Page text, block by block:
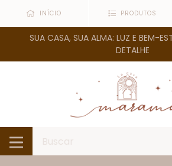
INÍCIO PRODUTOS
SUA CASA, SUA ALMA: LUZ E BEM-
DETALHE